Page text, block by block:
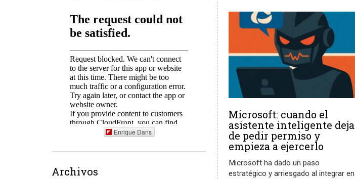
Microsoft: cuando el
asistente inteligente deja
de pedir permiso y
empieza a ejercerlo
Microsoft ha dado un paso
estratégico y arriesgado al integrar en
Enrique Dans
Archivos